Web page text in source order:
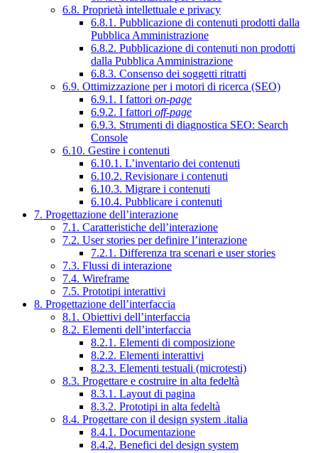
6.8. Proprietà intellettuale e privacy
6.8.1. Pubblicazione di contenuti prodotti dalla
Pubblica Amministrazione
6.8.2. Pubblicazione di contenuti non prodotti
dalla Pubblica Amministrazione
6.8.3. Consenso dei soggetti ritratti
6.9. Ottimizzazione per i motori di ricerca (SEO)
6.9.1. I fattori on-page
6.9.2. I fattori off-page
6.9.3. Strumenti di diagnostica SEO: Search
Console
6.10. Gestire i contenuti
6.10.1. L’inventario dei contenuti
6.10.2. Revisionare i contenuti
6.10.3. Migrare i contenuti
6.10.4. Pubblicare i contenuti
7. Progettazione dell’interazione
7.1. Caratteristiche dell’interazione
7.2. User stories per definire l’interazione
7.2.1. Differenza tra scenari e user stories
7.3. Flussi di interazione
7.4. Wireframe
7.5. Prototipi interattivi
8. Progettazione dell’interfaccia
8.1. Obiettivi dell’interfaccia
8.2. Elementi dell’interfaccia
8.2.1. Elementi di composizione
8.2.2. Elementi interattivi
8.2.3. Elementi testuali (microtesti)
8.3. Progettare e costruire in alta fedeltà
8.3.1. Layout di pagina
8.3.2. Prototipi in alta fedeltà
8.4. Progettare con il design system .italia
8.4.1. Documentazione
8.4.2. Benefici del design system